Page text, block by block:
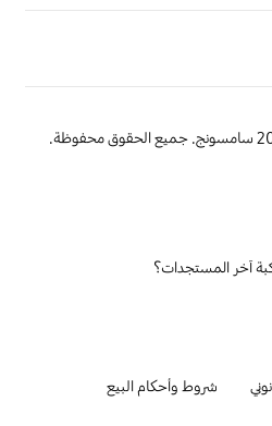
شروط وأحكام البيع
آخر المستجدات؟